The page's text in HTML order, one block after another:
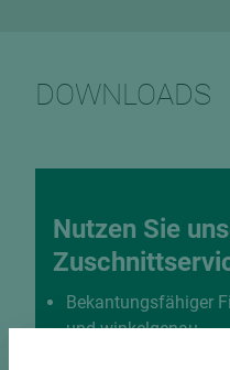
DOWNLOADS
Nutzen Sie
Bekantungsfähiger
und winkelgenau